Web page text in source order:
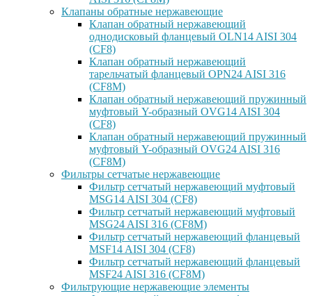
Клапаны обратные нержавеющие
Клапан обратный нержавеющий
однодисковый фланцевый OLN14 AISI 304
(CF8)
Клапан обратный нержавеющий
тарельчатый фланцевый OPN24 AISI 316
(CF8M)
Клапан обратный нержавеющий пружинный
муфтовый Y-образный OVG14 AISI 304
(CF8)
Клапан обратный нержавеющий пружинный
муфтовый Y-образный OVG24 AISI 316
(CF8М)
Фильтры сетчатые нержавеющие
Фильтр сетчатый нержавеющий муфтовый
MSG14 AISI 304 (CF8)
Фильтр сетчатый нержавеющий муфтовый
MSG24 AISI 316 (CF8M)
Фильтр сетчатый нержавеющий фланцевый
MSF14 AISI 304 (CF8)
Фильтр сетчатый нержавеющий фланцевый
MSF24 AISI 316 (CF8M)
Фильтрующие нержавеющие элементы